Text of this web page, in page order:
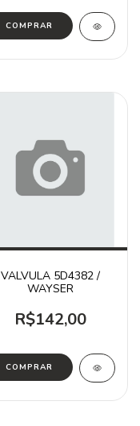
VALVULA 5D4382 /
WAYSER
R$142,00